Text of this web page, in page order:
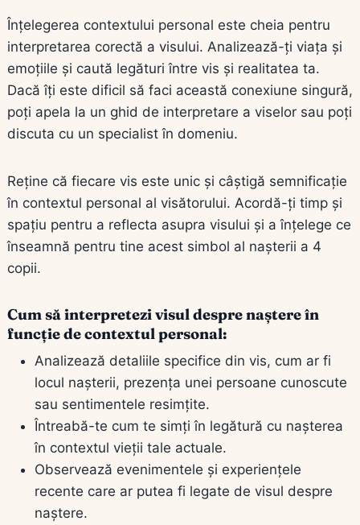
Înțelegerea contextului personal este cheia pentru
interpretarea corectă a visului. Analizează-ți viața și
emoțiile și caută legături între vis și realitatea ta.
Dacă îți este dificil să faci această conexiune singură,
poți apela la un ghid de interpretare a viselor sau poți
discuta cu un specialist în domeniu.
Reține că fiecare vis este unic și câștigă semnificație
în contextul personal al visătorului. Acordă-ți timp și
spațiu pentru a reflecta asupra visului și a înțelege ce
înseamnă pentru tine acest simbol al nașterii a 4
copii.
Cum să interpretezi visul despre naștere în
funcție de contextul personal:
Analizează detaliile specifice din vis, cum ar fi
locul nașterii, prezența unei persoane cunoscute
sau sentimentele resimțite.
Întreabă-te cum te simți în legătură cu nașterea
în contextul vieții tale actuale.
Observează evenimentele și experiențele
recente care ar putea fi legate de visul despre
naștere.